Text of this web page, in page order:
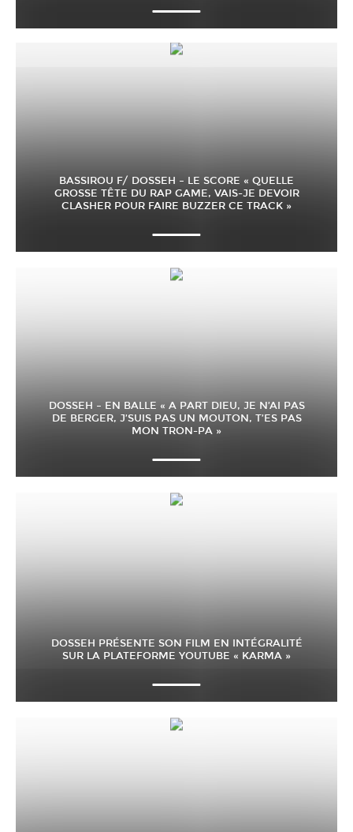
BASSIROU F/ DOSSEH – LE SCORE « QUELLE
GROSSE TÊTE DU RAP GAME, VAIS-JE DEVOIR
CLASHER POUR FAIRE BUZZER CE TRACK »
DOSSEH – EN BALLE « A PART DIEU, JE N’AI PAS
DE BERGER, J’SUIS PAS UN MOUTON, T’ES PAS
MON TRON-PA »
DOSSEH PRÉSENTE SON FILM EN INTÉGRALITÉ
SUR LA PLATEFORME YOUTUBE « KARMA »